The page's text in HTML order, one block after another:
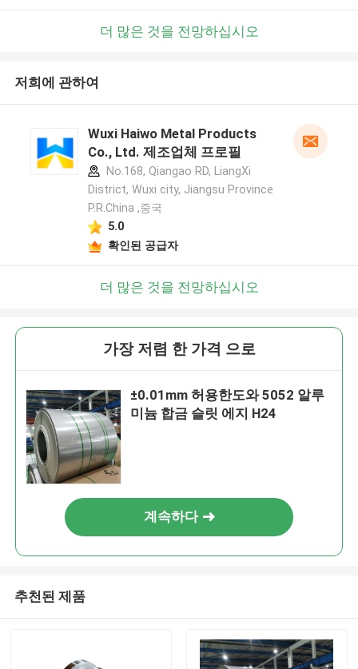
더 많은 것을 전망하십시오
저희에 관하여
Wuxi Haiwo Metal Products
Co., Ltd. 제조업체 프로필
No.168, Qiangao RD, LiangXi
District, Wuxi city, Jiangsu Province
P.R.China ,중국
5.0
확인된 공급자
더 많은 것을 전망하십시오
가장 저렴 한 가격 으로
±0.01mm 허용한도와 5052 알루
미늄 합금 슬릿 에지 H24
계속하다
추천된 제품